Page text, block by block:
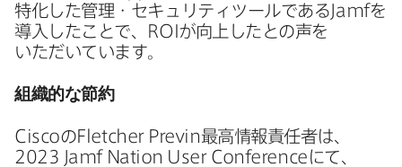
特化した​管理・セキュリティツールである Jamfを​
導入した​ことで、
ROI が​向上したとの​声を​
いただいています。
組織的な​節約
CiscoのFletcher Previn最高情報責任者は、
2023 Jamf Nation User Conference にて、